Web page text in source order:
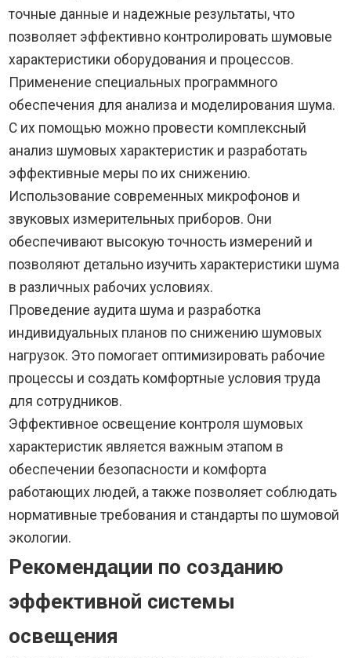
точные данные и надежные результаты, что
позволяет эффективно контролировать шумовые
характеристики оборудования и процессов.
Применение специальных программного
обеспечения для анализа и моделирования шума.
С их помощью можно провести комплексный
анализ шумовых характеристик и разработать
эффективные меры по их снижению.
Использование современных микрофонов и
звуковых измерительных приборов. Они
обеспечивают высокую точность измерений и
позволяют детально изучить характеристики шума
в различных рабочих условиях.
Проведение аудита шума и разработка
индивидуальных планов по снижению шумовых
нагрузок. Это помогает оптимизировать рабочие
процессы и создать комфортные условия труда
для сотрудников.
Эффективное освещение контроля шумовых
характеристик является важным этапом в
обеспечении безопасности и комфорта
работающих людей, а также позволяет соблюдать
нормативные требования и стандарты по шумовой
экологии.
Рекомендации по созданию
эффективной системы
освещения